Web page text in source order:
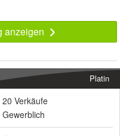
anzeigen
Platin
20 Verkäufe
Gewerblich